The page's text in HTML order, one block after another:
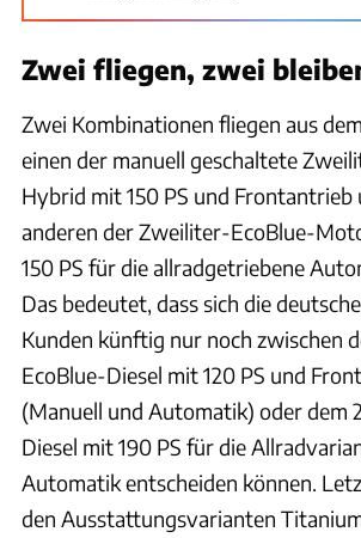
Zwei fliegen, zwei
Zwei Kombinationen fliegen aus
einen der manuell geschaltete
Hybrid mit 150 PS und Frontantrieb
anderen der Zweiliter-EcoBlue-
150 PS für die allradgetriebene
Das bedeutet, dass sich die
Kunden künftig nur noch zwischen
EcoBlue-Diesel mit 120 PS und
(Manuell und Automatik) oder dem
Diesel mit 190 PS für die
Automatik entscheiden können.
den Ausstattungsvarianten